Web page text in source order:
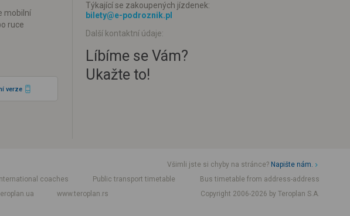
mobilní
ruce
verze
Týkající se zakoupených jízdenek:
bilety@e-podroznik.pl
Další kontaktní údaje:
Líbíme se Vám?
Ukažte to!
Všimli jste si chyby na stránce? Napište nám.
coaches Public transport timetable
Bus timetable from address-address
www.teroplan.rs
Copyright 2006-2026 by Teroplan S.A.